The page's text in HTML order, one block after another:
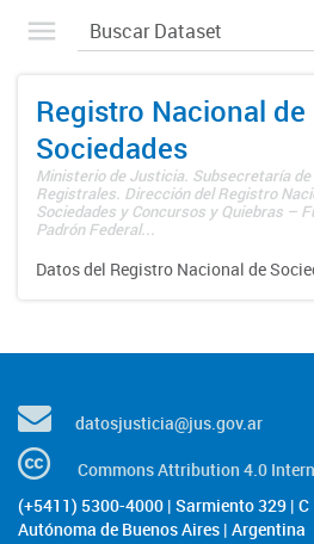
Registro Nacional de
Sociedades
Ministerio de Justicia. Subsecretaría
Registrales. Dirección del Registro
Sociedades y Concursos y Quiebras –
Padrón Federal...
Datos del Registro Nacional de
datosjusticia@jus.gov.ar
Commons Attribution 4.0
(+5411) 5300-4000 | Sarmiento 329 | C
Autónoma de Buenos Aires | Argentina